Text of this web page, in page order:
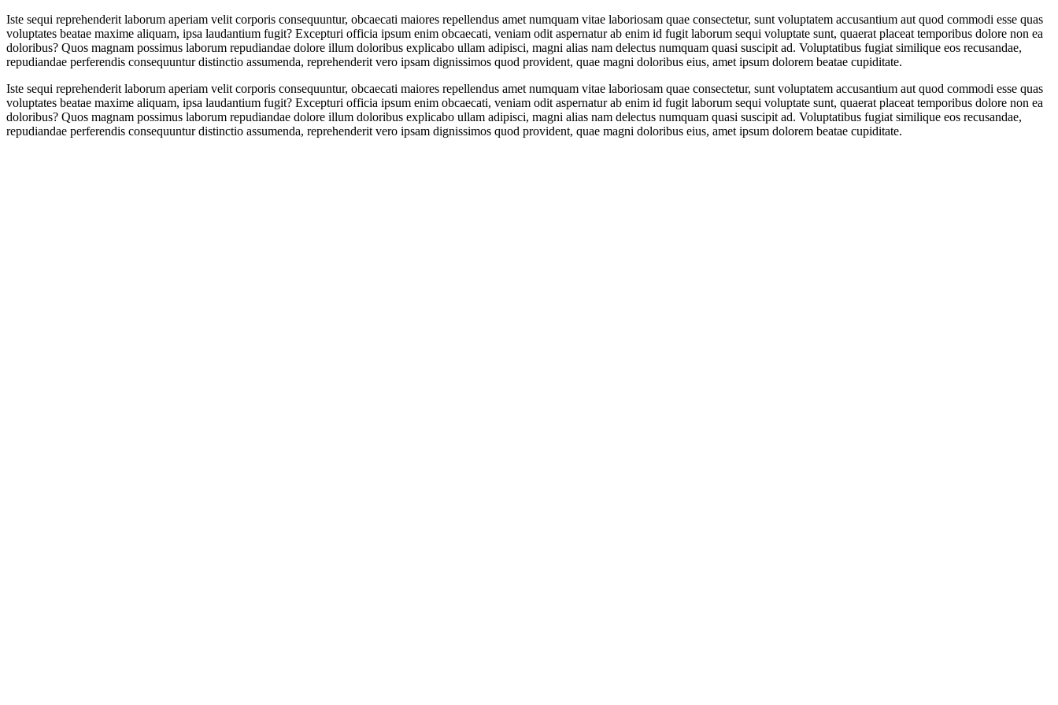
Iste sequi reprehenderit laborum aperiam velit corporis consequuntur, obcaecati maiores repellendus amet numquam vitae laboriosam quae consectetur, sunt voluptatem accusantium aut quod commodi esse quas
voluptates beatae maxime aliquam, ipsa laudantium fugit? Excepturi officia ipsum enim obcaecati, veniam odit aspernatur ab enim id fugit laborum sequi voluptate sunt, quaerat placeat temporibus dolore non ea
doloribus? Quos magnam possimus laborum repudiandae dolore illum doloribus explicabo ullam adipisci, magni alias nam delectus numquam quasi suscipit ad. Voluptatibus fugiat similique eos recusandae,
repudiandae perferendis consequuntur distinctio assumenda, reprehenderit vero ipsam dignissimos quod provident, quae magni doloribus eius, amet ipsum dolorem beatae cupiditate.
Iste sequi reprehenderit laborum aperiam velit corporis consequuntur, obcaecati maiores repellendus amet numquam vitae laboriosam quae consectetur, sunt voluptatem accusantium aut quod commodi esse quas
voluptates beatae maxime aliquam, ipsa laudantium fugit? Excepturi officia ipsum enim obcaecati, veniam odit aspernatur ab enim id fugit laborum sequi voluptate sunt, quaerat placeat temporibus dolore non ea
doloribus? Quos magnam possimus laborum repudiandae dolore illum doloribus explicabo ullam adipisci, magni alias nam delectus numquam quasi suscipit ad. Voluptatibus fugiat similique eos recusandae,
repudiandae perferendis consequuntur distinctio assumenda, reprehenderit vero ipsam dignissimos quod provident, quae magni doloribus eius, amet ipsum dolorem beatae cupiditate.